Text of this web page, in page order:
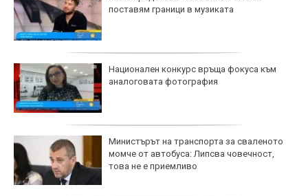
поставям граници в музиката
Национален конкурс връща фокуса към
аналоговата фотография
Министърът на транспорта за сваленото
момче от автобуса: Липсва човечност,
това не е приемливо